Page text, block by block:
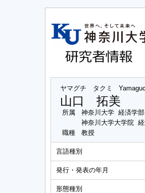
ヤマグチ タクミ
山口 拓美
所属
神奈川大学 経済学
神奈川大学大学院
職種
教授
言語種別
発行・発表の年月
形態種別